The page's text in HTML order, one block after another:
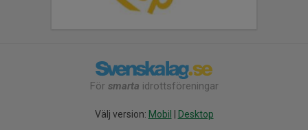
För smarta idrottsföreningar
Välj version: Mobil Desktop